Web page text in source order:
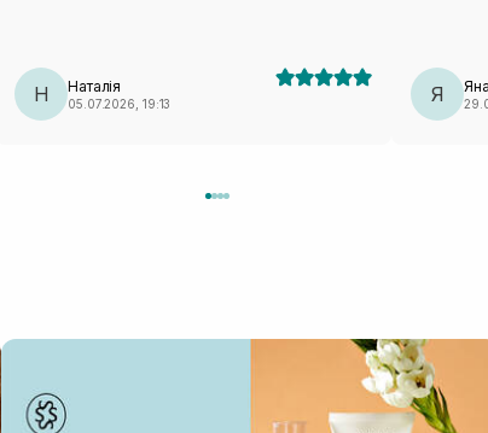
Н Наталія
05.07.2026, 19:13 Я Яна